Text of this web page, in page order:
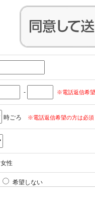
- ※電話返信希
時ごろ ※電話返信希望の方は必須
女性
希望しない